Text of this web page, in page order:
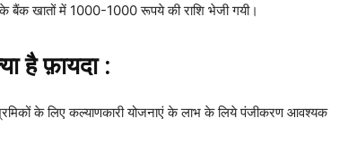
खातों में 1000-1000 रूपये की राशि भेजी गयी।
है फ़ायदा :
श्रमिकों के लिए कल्याणकारी योजनाएं के लाभ के लिये पंजीकरण आवश्यक